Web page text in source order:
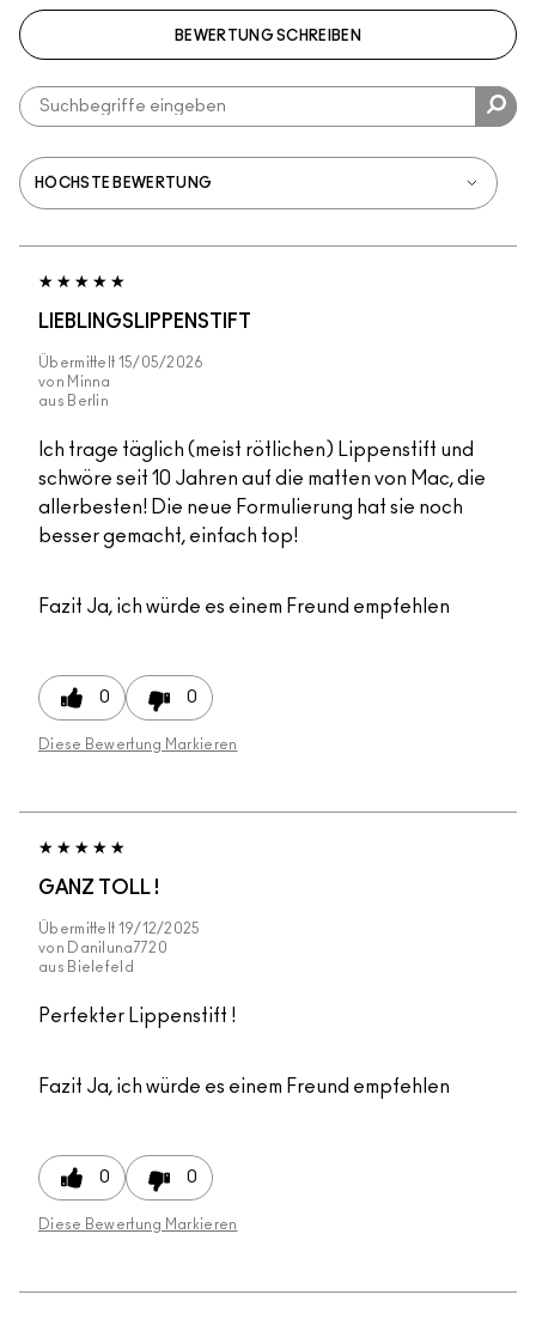
BEWERTUNG SCHREIBEN
LIEBLINGSLIPPENSTIFT
Übermittelt 15/05/2026
von Minna
aus Berlin
Ich trage täglich (meist rötlichen) Lippenstift und
schwöre seit 10 Jahren auf die matten von Mac, die
allerbesten! Die neue Formulierung hat sie noch
besser gemacht, einfach top!
Fazit Ja, ich würde es einem Freund empfehlen
0 0
Diese Bewertung Markieren
GANZ TOLL !
Übermittelt 19/12/2025
von Daniluna7720
aus Bielefeld
Perfekter Lippenstift !
Fazit Ja, ich würde es einem Freund empfehlen
0 0
Diese Bewertung Markieren